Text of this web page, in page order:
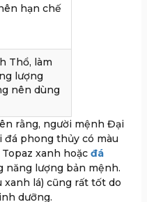
hạn chế
Thổ, làm
lượng
nên dùng
rằng, người mệnh Đại
đá phong thủy có màu
xanh hoặc đá
năng lượng bản mệnh.
lá) cũng rất tốt do
dưỡng.